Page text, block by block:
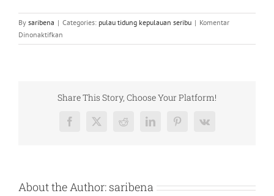
By saribena | Categories: pulau tidung kepulauan seribu | Komentar
Dinonaktifkan
Spot
yang
Berkesan
Share This Story, Choose Your Platform!
Facebook
X RedditLinkedInPinterest
Vk
About the Author: saribena